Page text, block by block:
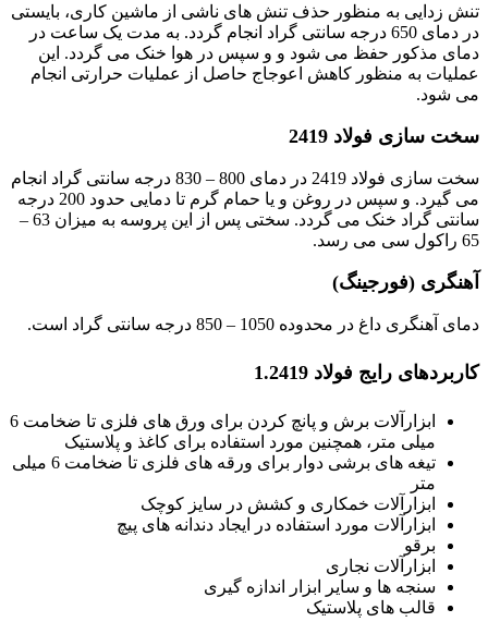
تنش زدایی به منظور حذف تنش های ناشی از ماشین کاری، بایستی
در دمای 650 درجه سانتی گراد انجام گردد. به مدت یک ساعت در
دمای مذکور حفظ می شود و و سپس در هوا خنک می گردد. این
عملیات به منظور کاهش اعوجاج حاصل از عملیات حرارتی انجام
می شود.
سخت سازی فولاد 2419
سخت سازی فولاد 2419 در دمای 800 – 830 درجه سانتی گراد انجام
می گیرد. و سپس در روغن و یا حمام گرم تا دمایی حدود 200 درجه
سانتی گراد خنک می گردد. سختی پس از این پروسه به میزان 63 –
65 راکول سی می رسد.
آهنگری (فورجینگ)
دمای آهنگری داغ در محدوده 1050 – 850 درجه سانتی گراد است.
کاربردهای رایج فولاد 1.2419
ابزارآلات برش و پانچ کردن برای ورق های فلزی تا ضخامت 6
میلی متر، همچنین مورد استفاده برای کاغذ و پلاستیک
تیغه های برشی دوار برای ورقه های فلزی تا ضخامت 6 میلی
متر
ابزارآلات خمکاری و کشش در سایز کوچک
ابزارآلات مورد استفاده در ایجاد دندانه های پیچ
برقو
ابزارآلات نجاری
سنجه ها و سایر ابزار اندازه گیری
قالب های پلاستیک